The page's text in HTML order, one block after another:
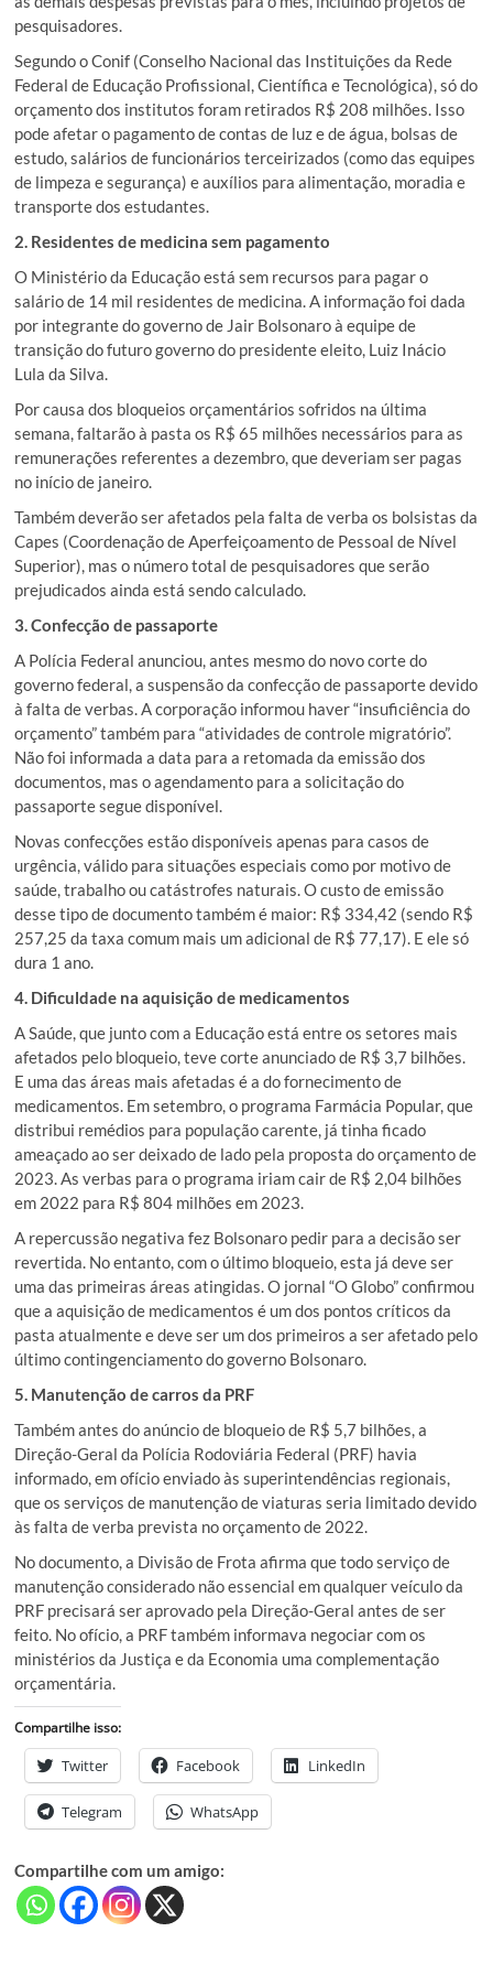
pesquisadores.
Segundo o Conif (Conselho Nacional das Instituições da Rede
Federal de Educação Profissional, Científica e Tecnológica), só do
orçamento dos institutos foram retirados R$ 208 milhões. Isso
pode afetar o pagamento de contas de luz e de água, bolsas de
estudo, salários de funcionários terceirizados (como das equipes
de limpeza e segurança) e auxílios para alimentação, moradia e
transporte dos estudantes.
2. Residentes de medicina sem pagamento
O Ministério da Educação está sem recursos para pagar o
salário de 14 mil residentes de medicina. A informação foi dada
por integrante do governo de Jair Bolsonaro à equipe de
transição do futuro governo do presidente eleito, Luiz Inácio
Lula da Silva.
Por causa dos bloqueios orçamentários sofridos na última
semana, faltarão à pasta os R$ 65 milhões necessários para as
remunerações referentes a dezembro, que deveriam ser pagas
no início de janeiro.
Também deverão ser afetados pela falta de verba os bolsistas da
Capes (Coordenação de Aperfeiçoamento de Pessoal de Nível
Superior), mas o número total de pesquisadores que serão
prejudicados ainda está sendo calculado.
3. Confecção de passaporte
A Polícia Federal anunciou, antes mesmo do novo corte do
governo federal, a suspensão da confecção de passaporte devido
à falta de verbas. A corporação informou haver “insuficiência do
orçamento” também para “atividades de controle migratório”.
Não foi informada a data para a retomada da emissão dos
documentos, mas o agendamento para a solicitação do
passaporte segue disponível.
Novas confecções estão disponíveis apenas para casos de
urgência, válido para situações especiais como por motivo de
saúde, trabalho ou catástrofes naturais. O custo de emissão
desse tipo de documento também é maior: R$ 334,42 (sendo R$
257,25 da taxa comum mais um adicional de R$ 77,17). E ele só
dura 1 ano.
4. Dificuldade na aquisição de medicamentos
A Saúde, que junto com a Educação está entre os setores mais
afetados pelo bloqueio, teve corte anunciado de R$ 3,7 bilhões.
E uma das áreas mais afetadas é a do fornecimento de
medicamentos. Em setembro, o programa Farmácia Popular, que
distribui remédios para população carente, já tinha ficado
ameaçado ao ser deixado de lado pela proposta do orçamento de
2023. As verbas para o programa iriam cair de R$ 2,04 bilhões
em 2022 para R$ 804 milhões em 2023.
A repercussão negativa fez Bolsonaro pedir para a decisão ser
revertida. No entanto, com o último bloqueio, esta já deve ser
uma das primeiras áreas atingidas. O jornal “O Globo” confirmou
que a aquisição de medicamentos é um dos pontos críticos da
pasta atualmente e deve ser um dos primeiros a ser afetado pelo
último contingenciamento do governo Bolsonaro.
5. Manutenção de carros da PRF
Também antes do anúncio de bloqueio de R$ 5,7 bilhões, a
Direção-Geral da Polícia Rodoviária Federal (PRF) havia
informado, em ofício enviado às superintendências regionais,
que os serviços de manutenção de viaturas seria limitado devido
às falta de verba prevista no orçamento de 2022.
No documento, a Divisão de Frota afirma que todo serviço de
manutenção considerado não essencial em qualquer veículo da
PRF precisará ser aprovado pela Direção-Geral antes de ser
feito. No ofício, a PRF também informava negociar com os
ministérios da Justiça e da Economia uma complementação
orçamentária.
Compartilhe isso:
Twitter Facebook LinkedIn
Telegram WhatsApp
Compartilhe com um amigo: